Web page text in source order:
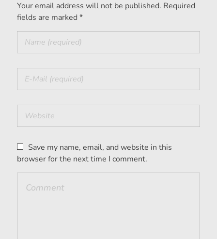
Your email address will not be published. Required
fields are marked *
Save my name, email, and website in this
browser for the next time I comment.